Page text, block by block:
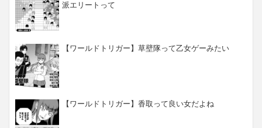
派エリートって
【ワールドトリガー】草壁隊って乙女ゲーみたい
【ワールドトリガー】香取って良い女だよね